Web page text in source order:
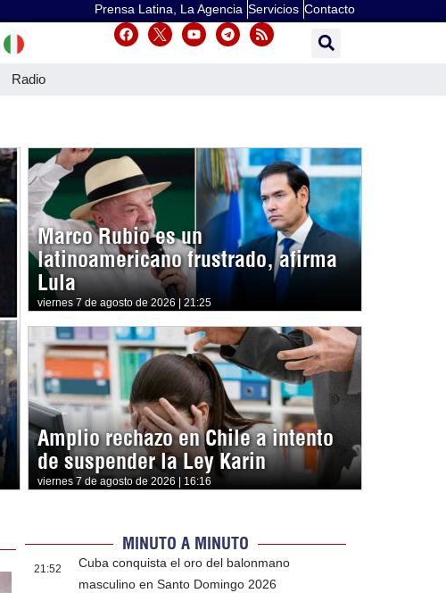
Prensa Latina, La Agencia Servicios Contacto
Radio
Marco Rubio es un
latinoamericano frustrado, afirma
Lula
viernes 7 de agosto de 2026 | 21:25
Amplio rechazo en Chile a intento
de suspender la Ley Karin
viernes 7 de agosto de 2026 | 16:16
MINUTO A MINUTO
21:52
Cuba conquista el oro del balonmano
masculino en Santo Domingo 2026